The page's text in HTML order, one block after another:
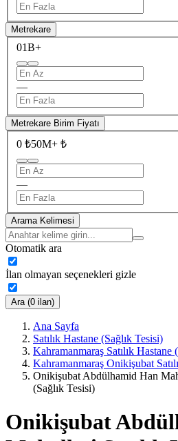
Metrekare
01B+
—
Metrekare Birim Fiyatı
0 ₺50M+ ₺
—
Arama Kelimesi
Otomatik ara
İlan olmayan seçenekleri gizle
Ara (0 ilan)
Ana Sayfa
Satılık Hastane (Sağlık Tesisi)
Kahramanmaraş Satılık Hastane
Kahramanmaraş Onikişubat
Onikişubat Abdülhamid Han
(Sağlık Tesisi)
Onikişubat